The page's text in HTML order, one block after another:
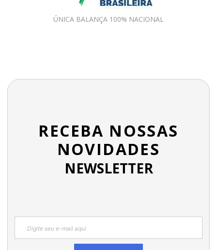
ÚNICA BALANÇA 100% NACIONAL
RECEBA NOSSAS
NOVIDADES
NEWSLETTER